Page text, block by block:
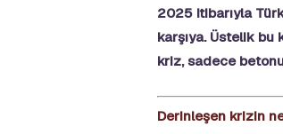
2025 itibarıyla
karşıya. Üstelik
kriz, sadece
Derinleşen krizin